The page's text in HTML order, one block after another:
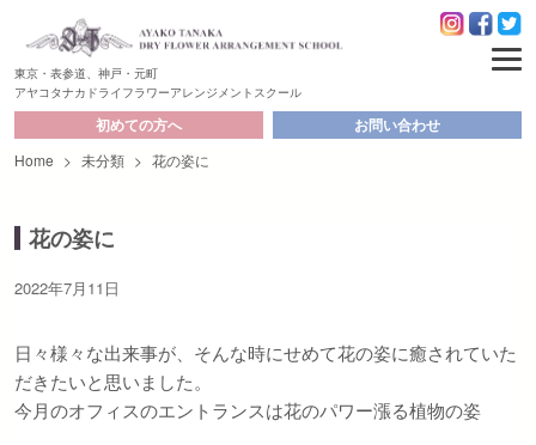
東京・表参道、神戸・元町
アヤコタナカドライフラワーアレンジメントスクール
初めての方へ お問い合わせ
Home > 未分類 > 花の姿に
花の姿に
2022年7月11日
日々様々な出来事が、そんな時にせめて花の姿に癒されていた
だきたいと思いました。
今月のオフィスのエントランスは花のパワー漲る植物の姿